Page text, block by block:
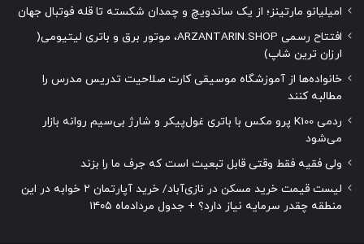
امیلیانو مارتینز؛ از یک ساندویچ و چمدان شکسته تا قله فوتبال جهان
افتتاح رسمی ARZANTARIN.SHOP، موتور برق و باتری لیتیومی(
ارزان ترین شاپ)
خانواده‌ها از آموزشگاه موسیقی کارت صلاحیت تدریس مدرس را
مطالبه کنند
ردمی K100 پرو مکس با باتری غول‌پیکر و شارژ بی‌سیم روانه بازار
می‌شود
ولی فقیه فقط وقتی قابل تبعیت است که جرف ما را بزند
لیست قیمت خرید مسکن در نازی‌آباد/ خرید آپارتمان ۲ خوابه در این
منطقه چقدر سرمایه نیاز دارد؟ + جدول مردادماه ۱۴۰۵